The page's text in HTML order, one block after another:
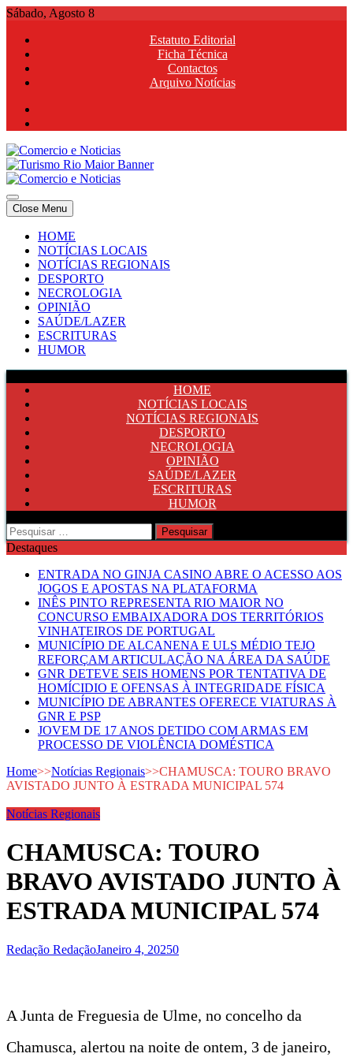
Skip
content
Sábado, Agosto 8
Estatuto Editorial
Ficha Técnica
Contactos
Arquivo Notícias
Comercio e Noticias
Notícias e Publicidade Online
Comercio e Noticias
Notícias e Publicidade Online
Close Menu
HOME
NOTÍCIAS LOCAIS
NOTÍCIAS REGIONAIS
DESPORTO
NECROLOGIA
OPINIÃO
SAÚDE/LAZER
ESCRITURAS
HUMOR
HOME
NOTÍCIAS LOCAIS
NOTÍCIAS REGIONAIS
DESPORTO
NECROLOGIA
OPINIÃO
SAÚDE/LAZER
ESCRITURAS
HUMOR
Pesquisar
por:
Destaques
ENTRADA NO GINJA CASINO ABRE O ACESSO AOS
JOGOS E APOSTAS NA PLATAFORMA
INÊS PINTO REPRESENTA RIO MAIOR NO
CONCURSO EMBAIXADORA DOS TERRITÓRIOS
VINHATEIROS DE PORTUGAL
MUNICÍPIO DE ALCANENA E ULS MÉDIO TEJO
REFORÇAM ARTICULAÇÃO NA ÁREA DA SAÚDE
GNR DETEVE SEIS HOMENS POR TENTATIVA DE
HOMÍCIDIO E OFENSAS À INTEGRIDADE FÍSICA
MUNICÍPIO DE ABRANTES OFERECE VIATURAS À
GNR E PSP
JOVEM DE 17 ANOS DETIDO COM ARMAS EM
PROCESSO DE VIOLÊNCIA DOMÉSTICA
Home>>Notícias Regionais>>CHAMUSCA: TOURO BRAVO
AVISTADO JUNTO À ESTRADA MUNICIPAL 574
Notícias Regionais
CHAMUSCA: TOURO
BRAVO AVISTADO JUNTO À
ESTRADA MUNICIPAL 574
Redação RedaçãoJaneiro 4, 20250
A Junta de Freguesia de Ulme, no concelho da
Chamusca, alertou na noite de ontem, 3 de janeiro,